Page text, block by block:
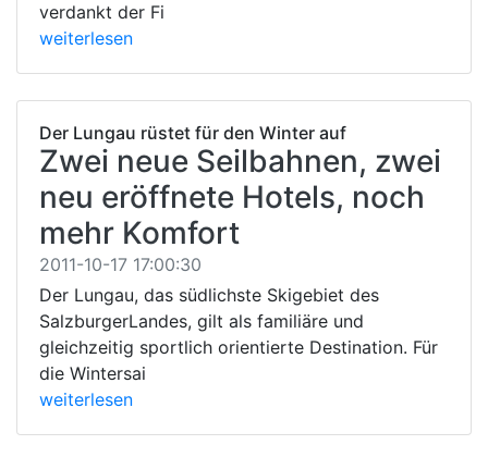
verdankt der Fi
weiterlesen
Der Lungau rüstet für den Winter auf
Zwei neue Seilbahnen, zwei
neu eröffnete Hotels, noch
mehr Komfort
2011-10-17 17:00:30
Der Lungau, das südlichste Skigebiet des
SalzburgerLandes, gilt als familiäre und
gleichzeitig sportlich orientierte Destination. Für
die Wintersai
weiterlesen